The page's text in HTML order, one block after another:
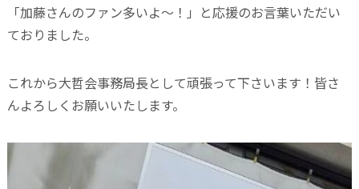
「加藤さんのファン多いよ～！」と応援のお言葉いただい
ておりました。
これから大哲会事務局長として頑張って下さいます！皆さ
んよろしくお願いいたします。